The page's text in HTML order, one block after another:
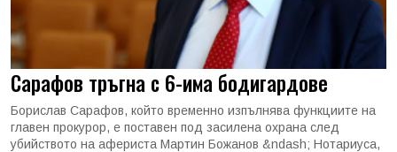
Сарафов тръгна с 6-има бодигардове
Борислав Сарафов, който временно изпълнява функциите на
главен прокурор, е поставен под засилена охрана след
убийството на афериста Мартин Божанов &ndash; Нотариуса,